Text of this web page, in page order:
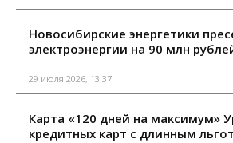
Новосибирские энергетики
электроэнергии на 90 млн
29 июля 2026, 13:37
Карта «120 дней на максимум»
кредитных карт с длинным